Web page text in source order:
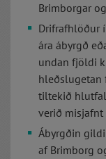
Brimborgar
Drifrafhlöður
ára ábyrgð
undan fjöldi
hleðslugetan
tiltekið
verið
Ábyrgðin
af Brimborg